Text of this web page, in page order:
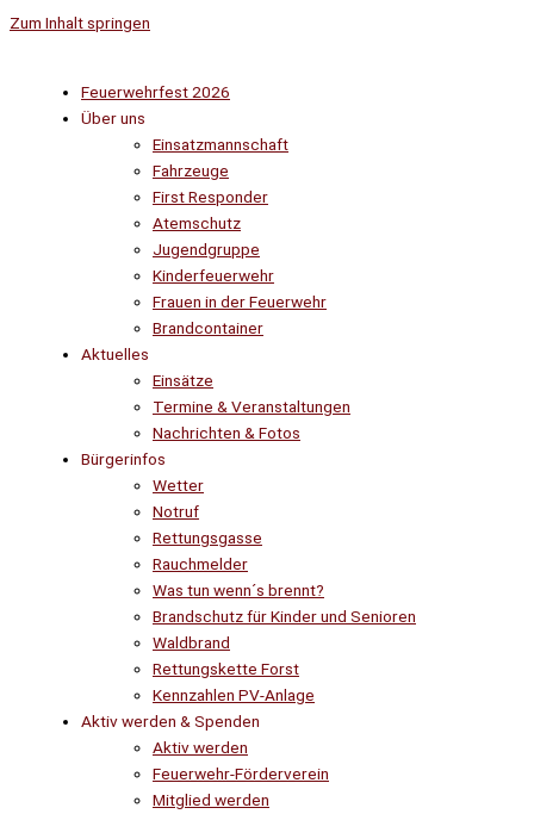
Zum Inhalt springen
Feuerwehrfest 2026
Über uns
Einsatzmannschaft
Fahrzeuge
First Responder
Atemschutz
Jugendgruppe
Kinderfeuerwehr
Frauen in der Feuerwehr
Brandcontainer
Aktuelles
Einsätze
Termine & Veranstaltungen
Nachrichten & Fotos
Bürgerinfos
Wetter
Notruf
Rettungsgasse
Rauchmelder
Was tun wenn´s brennt?
Brandschutz für Kinder und Senioren
Waldbrand
Rettungskette Forst
Kennzahlen PV-Anlage
Aktiv werden & Spenden
Aktiv werden
Feuerwehr-Förderverein
Mitglied werden